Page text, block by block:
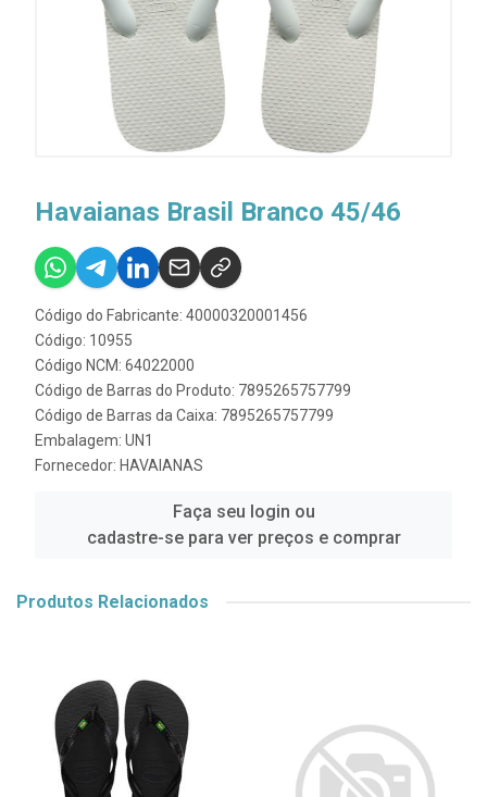
Havaianas Brasil Branco 45/46
Código do Fabricante: 40000320001456
Código: 10955
Código NCM: 64022000
Código de Barras do Produto: 7895265757799
Código de Barras da Caixa: 7895265757799
Embalagem: UN1
Fornecedor: HAVAIANAS
Faça seu login ou
cadastre-se para ver preços e comprar
Produtos Relacionados